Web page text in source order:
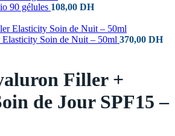
90 gélules 108,00 DH
Soin de Nuit – 50ml 370,00 DH
Filler +
de Jour SPF15 –